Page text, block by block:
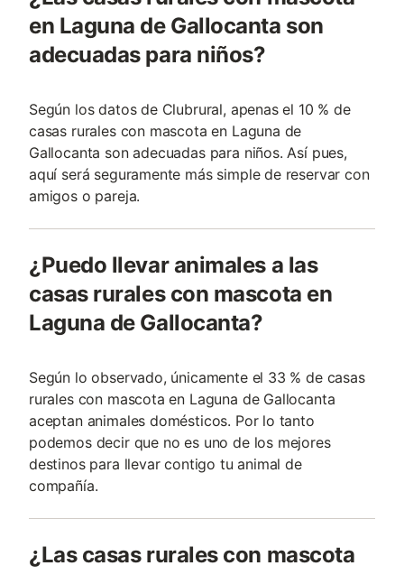
en Laguna de Gallocanta son
adecuadas para niños?
Según los datos de Clubrural, apenas el 10 % de
casas rurales con mascota en Laguna de
Gallocanta son adecuadas para niños. Así pues,
aquí será seguramente más simple de reservar con
amigos o pareja.
¿Puedo llevar animales a las
casas rurales con mascota en
Laguna de Gallocanta?
Según lo observado, únicamente el 33 % de casas
rurales con mascota en Laguna de Gallocanta
aceptan animales domésticos. Por lo tanto
podemos decir que no es uno de los mejores
destinos para llevar contigo tu animal de
compañía.
¿Las casas rurales con mascota